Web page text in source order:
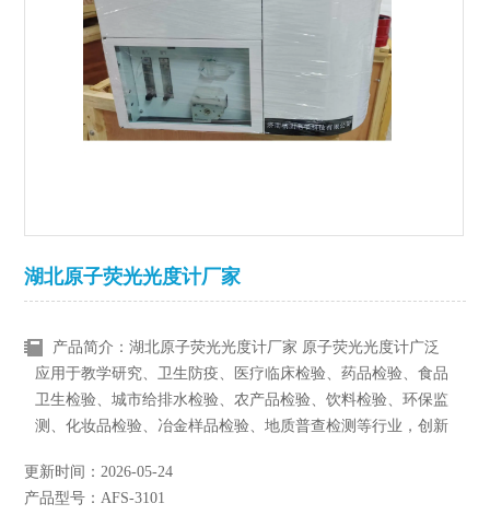
湖北原子荧光光度计厂家
产品简介：湖北原子荧光光度计厂家 原子荧光光度计广泛
应用于教学研究、卫生防疫、医疗临床检验、药品检验、食品
卫生检验、城市给排水检验、农产品检验、饮料检验、环保监
测、化妆品检验、冶金样品检验、地质普查检测等行业，创新
器维护简单便捷。
更新时间：2026-05-24
产品型号：AFS-3101